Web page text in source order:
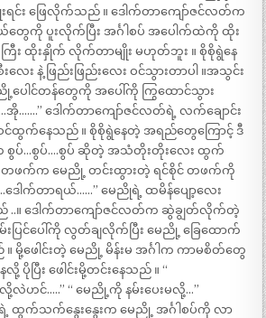
းရင်း ဖြေလိုက်သည် ။ ဒေါက်တာကျော်ဇင်လတ်က
ပူးလိုက်ပြီး အင်္ဂါစပ် အပေါက်ထဲကို ထိုး
း ထိုးနှိုက် လိုက်တာမျိုး မဟုတ်ဘူး ။ စိုစိုရွဲနေ
ေး နဲ့ ဖြည်းဖြည်းလေး ဝင်သွားတာပါ ။အသွင်း
ါင်တန်တွေကို အပေါ်ကို ကြွထောင်သွား
…….” ဒေါက်တာကျော်ဇင်လတ်ရဲ့ လက်ချောင်း
က်နေသည် ။ စိုစိုရွဲနေတဲ့ အရည်တွေကြောင့် ဒီ
ပ်…စွပ်….စွပ် ဆိုတဲ့ အသံတိုးတိုးလေး ထွက်
ဖက်က မေညို့ တင်းထွားတဲ့ ရင်စိုင် တဖက်ကို
ေါက်တာရယ်……” မေညိုရဲ့ ထမိန်ပျော့လေး
..။ ဒေါက်တာကျော်ဇင်လတ်က ဆွဲချွတ်လိုက်တဲ့
ပြင်ပေါ်ကို လွတ်ချလိုက်ပြီး မေညို့ ခြေထောက်
ဖေါင်းတဲ့ မေညို့ မိန်းမ အင်္ဂါက ကာမစိတ်တွေ
လို့ ပိုပြီး ဖေါင်းမို့တင်းနေသည် ။ “
လဲဟင်…..” “ မေညို့ကို နမ်းပေးမလို့…”
ထွက်သက်နွေးနွေးက မေညို့ အင်္ဂါစပ်ကို လာ